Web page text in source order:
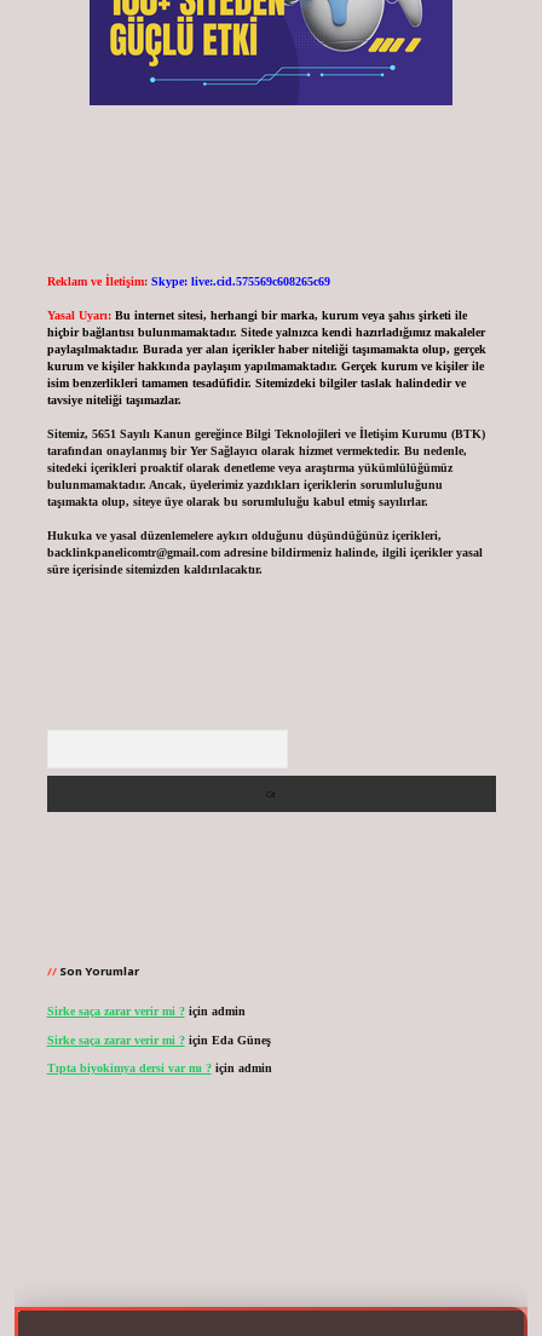
Reklam ve İletişim: Skype: live:.cid.575569c608265c69
Yasal Uyarı: Bu internet sitesi, herhangi bir marka, kurum veya şahıs şirketi ile
hiçbir bağlantısı bulunmamaktadır. Sitede yalnızca kendi hazırladığımız makaleler
paylaşılmaktadır. Burada yer alan içerikler haber niteliği taşımamakta olup, gerçek
kurum ve kişiler hakkında paylaşım yapılmamaktadır. Gerçek kurum ve kişiler ile
isim benzerlikleri tamamen tesadüfidir. Sitemizdeki bilgiler taslak halindedir ve
tavsiye niteliği taşımazlar.
Sitemiz, 5651 Sayılı Kanun gereğince Bilgi Teknolojileri ve İletişim Kurumu (BTK)
tarafından onaylanmış bir Yer Sağlayıcı olarak hizmet vermektedir. Bu nedenle,
sitedeki içerikleri proaktif olarak denetleme veya araştırma yükümlülüğümüz
bulunmamaktadır. Ancak, üyelerimiz yazdıkları içeriklerin sorumluluğunu
taşımakta olup, siteye üye olarak bu sorumluluğu kabul etmiş sayılırlar.
Hukuka ve yasal düzenlemelere aykırı olduğunu düşündüğünüz içerikleri,
backlinkpanelicomtr@gmail.comadresine bildirmeniz halinde, ilgili içerikler yasal
süre içerisinde sitemizden kaldırılacaktır.
Son Yorumlar
Sirke saça zarar verir mi ?için admin
Sirke saça zarar verir mi ?için Eda Güneş
Tıpta biyokimya dersi var mı ?için admin